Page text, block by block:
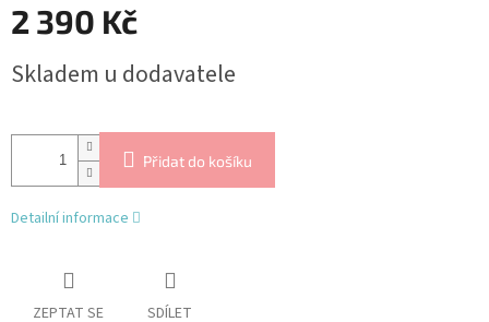
2 390 Kč
cena:
Skladem u dodavatele
Přidat do košíku
Detailní informace
ZEPTAT SE SDÍLET